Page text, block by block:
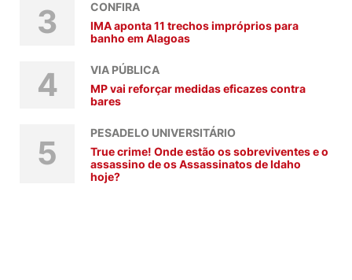
3
CONFIRA
IMA aponta 11 trechos impróprios para
banho em Alagoas
4
VIA PÚBLICA
MP vai reforçar medidas eficazes contra
bares
5
PESADELO UNIVERSITÁRIO
True crime! Onde estão os sobreviventes e o
assassino de os Assassinatos de Idaho
hoje?